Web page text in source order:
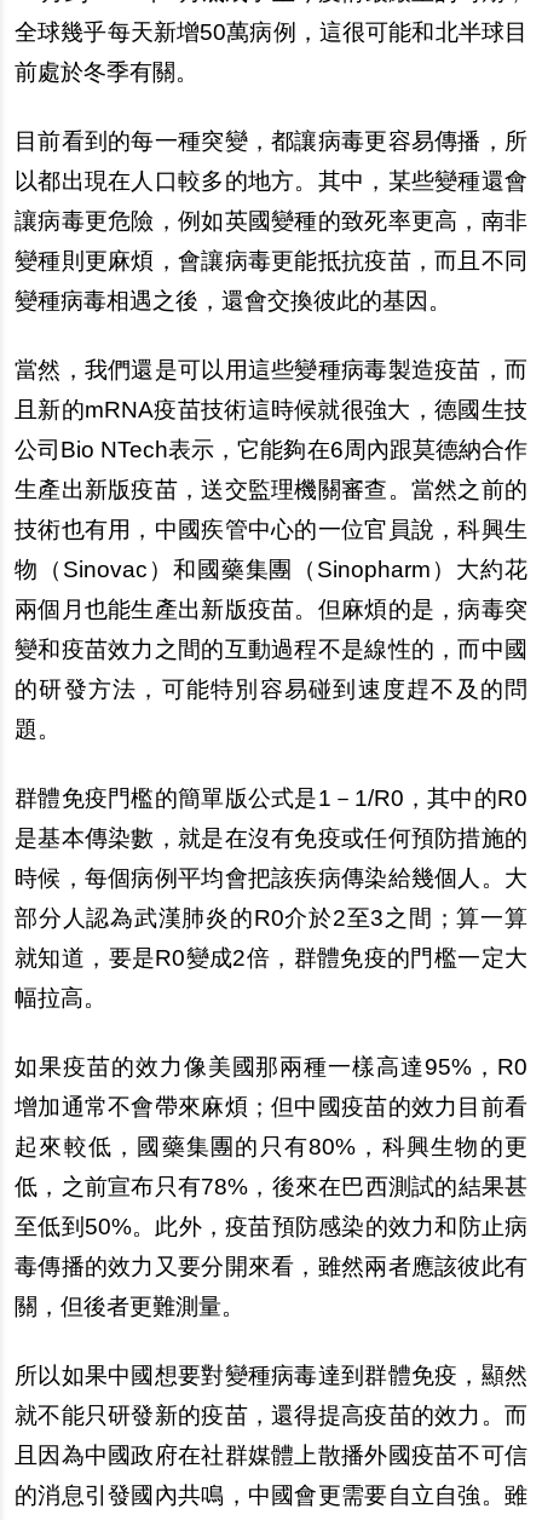
全球幾乎每天新增50萬病例，這很可能和北半球目
前處於冬季有關。
目前看到的每一種突變，都讓病毒更容易傳播，所
以都出現在人口較多的地方。其中，某些變種還會
讓病毒更危險，例如英國變種的致死率更高，南非
變種則更麻煩，會讓病毒更能抵抗疫苗，而且不同
變種病毒相遇之後，還會交換彼此的基因。
當然，我們還是可以用這些變種病毒製造疫苗，而
且新的mRNA疫苗技術這時候就很強大，德國生技
公司Bio NTech表示，它能夠在6周內跟莫德納合作
生產出新版疫苗，送交監理機關審查。當然之前的
技術也有用，中國疾管中心的一位官員說 ，科興生
物（Sinovac）和國藥集團（Sinopharm）大約花
兩個月也能生 產出新版疫苗。但麻煩的是，病毒突
變和疫苗效力之間的互動過程不是線性的，而中國
的研發方法，可能特別容易碰到速度趕不及的問
題。
群體免疫門檻的簡單版公式是1－1/R0，其中的R0
是基本傳染數，就是在沒有免疫或任何預防措施的
時候， 每個病例平均會把該疾病傳染給幾個人。大
部分人認為武漢肺炎的R0介於2至3之間；算一算
就知道，要是R0變成2倍，群體免疫的門檻一定大
幅拉高。
如果疫苗的效力像美國那兩種一樣高達95%，R0
增加通常不會帶來麻煩；但中國疫苗的效力目前看
起來較低，國藥集團的只有80%，科興生物的更
低，之前宣布只有78%，後來在巴西測試的結果甚
至低到50%。此外，疫苗預防感染的效力和防止病
毒傳播的效力又要分開來看，雖然兩者應該彼此有
關，但後者更難測量。
所以如果中國想要對變種病毒達到群體免疫，顯然
就不能只研發新的疫苗，還得提高疫苗的效力。而
且因為中國政府在社群媒體上散播外國疫苗不可信
的消息引發國內共鳴，中國會更需要自立自強。雖